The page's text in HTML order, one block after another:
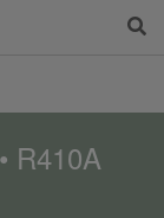
R410A